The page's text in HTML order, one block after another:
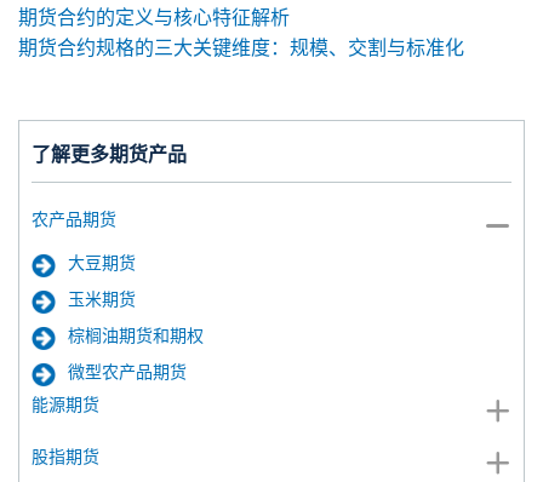
了解更多期货产品
农产品期货
大豆期货
玉米期货
棕榈油期货和期权
微型农产品期货
能源期货
股指期货
期货合约的定义与核心特征解析
期货合约规格的三大关键维度：规模、交割与标准化